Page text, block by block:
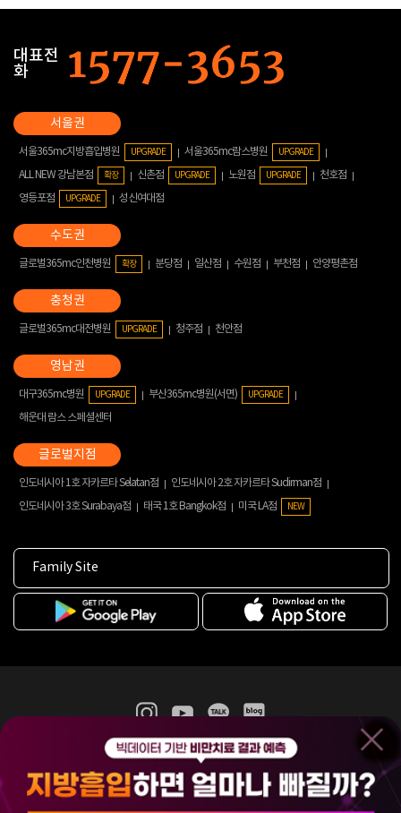
대표전
화
서울365mc지방흡입병원 UPGRADE 서울365mc람스병원 UPGRADE
ALL NEW 강남본점 확장 신촌점 UPGRADE 노원점 UPGRADE
천호점
영등포점
UPGRADE 성신여대점
글로벌365mc인천병원 확장 분당점 일산점 수원점 부천점 안양평촌점
글로벌365mc대전병원 UPGRADE 청주점 천안점
대구365mc병원 UPGRADE 부산365mc병원(서면) UPGRADE
해운대 람스 스페셜센터
인도네시아 1호 자카르타 Selatan점
인도네시아 2호 자카르타 Sudirman점
인도네시아 3호 Surabaya점
태국 1호 Bangkok점 미국 LA점 NEW
Family Site
365mc 병·의원 이용약관
홈페이지 이용약관
비급여진료수가
(주)365mcㅣ서울특별시 서초구 서초대로52길 7, 3~4층(서초동, 제일빌딩)